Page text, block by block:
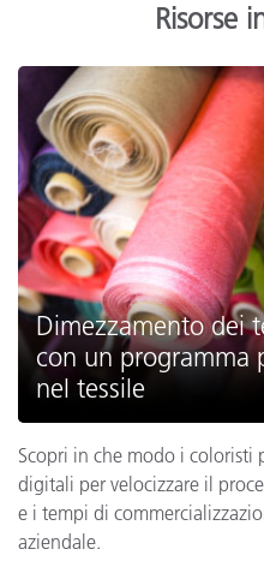
Risorse
Dimezzamento dei
con un programma
nel tessile
Scopri in che modo i coloristi
digitali per velocizzare il
e i tempi di
aziendale.